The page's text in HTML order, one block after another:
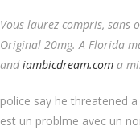
Vous laurez compris, sans
Original 20mg. A Florida
andiambicdream.com a
police say he threatened
est un problme avec un